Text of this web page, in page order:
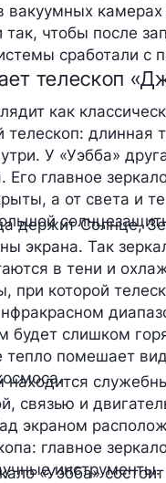
вакуумных камерах
так, чтобы после
сработали с
телескоп
как
телескоп: длинная
У «Уэбба»
Его главное
а от света и
держит Солнце,
экрана. Так
в тени и
при которой
будет слишком
тепло помешает
находится
связью и
экраном
главное
инструменты.
«Уэбба»